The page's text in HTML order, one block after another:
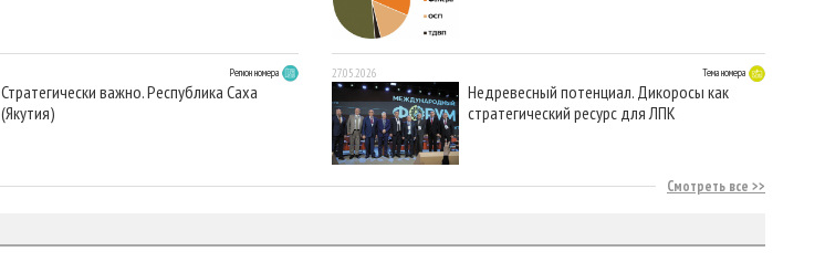
Регион номера
Стратегически важно. Республика Саха
(Якутия)
27.05.2026 Тема номера
Недревесный потенциал. Дикоросы как
стратегический ресурс для ЛПК
Смотреть все